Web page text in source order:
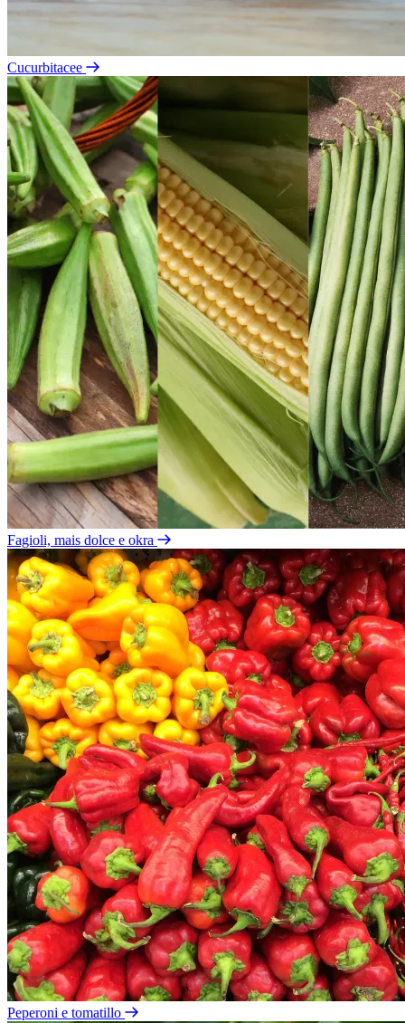
Cucurbitacee
Fagioli, mais dolce e okra
Peperoni e tomatillo